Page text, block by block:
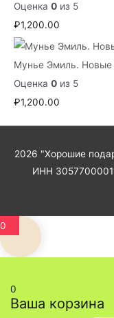
Оценка 0 из 5
₽1,200.00
Мунье Эмиль.
Оценка 0 из 5
₽1,200.00
2026 "Хорошие
ИНН
0
0
Ваша корзина